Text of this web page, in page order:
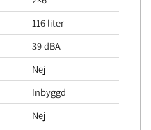
116 liter
39 dBA
Nej
Inbyggd
Nej